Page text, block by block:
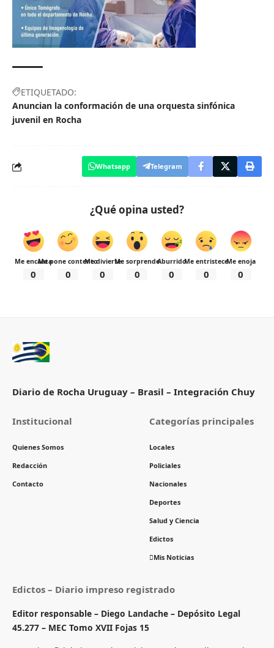
ETIQUETADO:
Anuncian la conformación de una orquesta sinfónica
juvenil en Rocha
Whatsapp Telegram
¿Qué opina usted?
Me encanta
0
Me pone contento
0
Me divierte
0
Me sorprende
0
Aburrido
0
Me entristece
0
Me enoja
0
Diario de Rocha Uruguay – Brasil – Integración Chuy
Institucional
Quienes Somos
Redacción
Contacto
Categorías principales
Locales
Policiales
Nacionales
Deportes
Salud y Ciencia
Edictos
Mis Noticias
Edictos – Diario impreso registrado
Editor responsable – Diego Landache – Depósito Legal
45.277 – MEC Tomo XVII Fojas 15